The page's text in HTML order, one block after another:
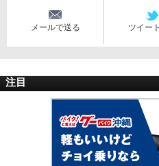
メールで送る ツイー
注目